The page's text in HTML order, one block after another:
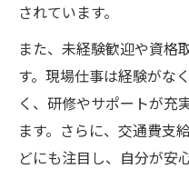
されています。
また、未経験歓迎や資格
す。現場仕事は経験がな
く、研修やサポートが充
ます。さらに、交通費支
どにも注目し、自分が安